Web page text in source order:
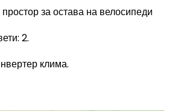
за остава на велосипеди
: 2.
клима.